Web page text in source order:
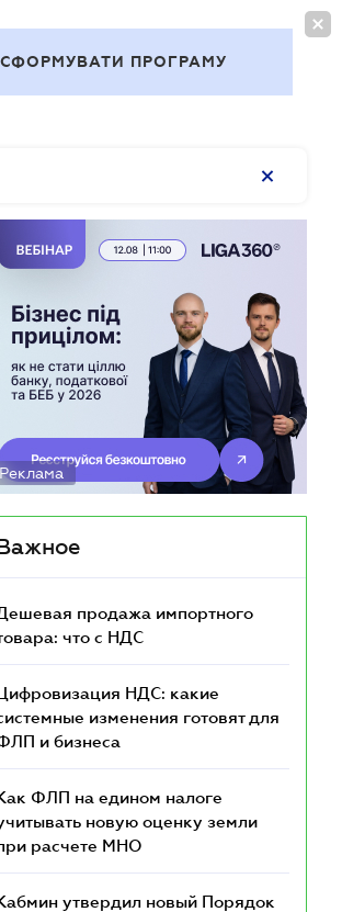
ПРОГРАМУ
Реклама
продажа импортного
что c НДС
НДС: какие
изменения готовят для
и бизнеса
ФЛП на едином налоге
новую оценку земли
расчете МНО
утвердил новый Порядок